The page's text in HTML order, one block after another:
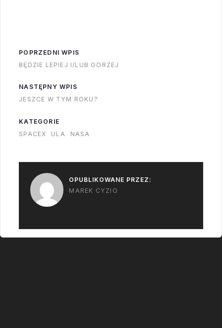
kucki na podłodze
Dragona Crew-8.
od ISS w okolicach 6
POPRZEDNI WPIS
BĘDZIE LEPIEJ I/LUB GORZEJ
NASTĘPNY WPIS
JESZCE W TYM ROKU?
KATEGORIE
SPACEX
ULA NASA
OPUBLIKOWANE PRZEZ:
MAREK CYZIO